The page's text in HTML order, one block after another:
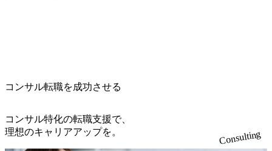
keto_kajita/)） 多様なメンバー、多様なプロジェクトによる
も関わらず、外資系戦略コンサルティングファームや総合
系コンサルティングファームをはじめ、メーカー、ITベン
チャー、外資系金融機関など多彩な出自で構成されてお
※顔出しは不要です。ご質問頂く際のみ、顔出ししていた
ている。 <u>ワンプール制</u>を取っており、業界の枠に縛
り、<u>営業活動に工数を割かれることなくデリバリーに注
力可能</u> 従業員満足度を非常に重視しており、意にそぐ
わないプロジェクトにアサインされてしまった場合、半強
コンサル転職を成功させる
コンサル特化の転職支援で、
理想のキャリアアップを。
Consulting